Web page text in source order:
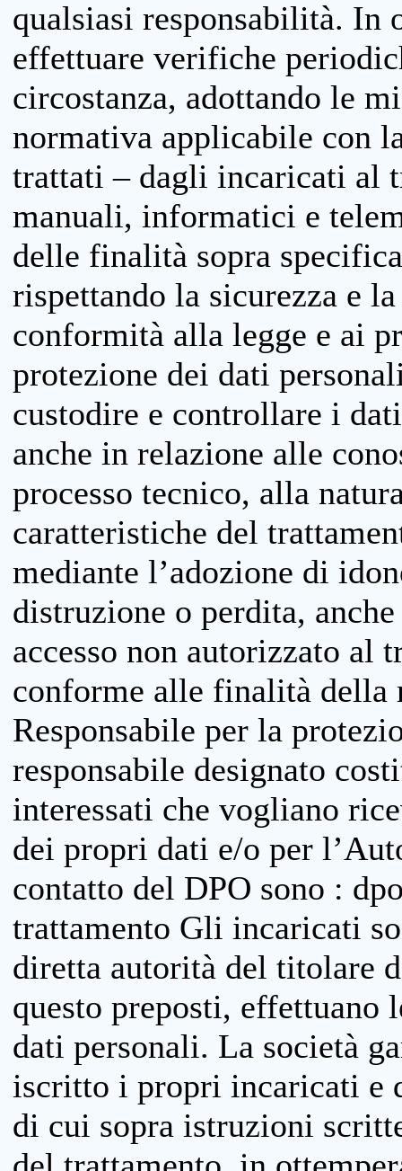
qualsiasi responsabilità. In
effettuare verifiche
circostanza, adottando le
normativa applicabile con
trattati – dagli incaricati al
manuali, informatici e
delle finalità sopra
rispettando la sicurezza e
conformità alla legge e ai
protezione dei dati
custodire e controllare i
anche in relazione alle
processo tecnico, alla
caratteristiche del
mediante l’adozione di
distruzione o perdita,
accesso non autorizzato al
conforme alle finalità della
Responsabile per la
responsabile designato
interessati che vogliano
dei propri dati e/o per
contatto del DPO sono :
trattamento Gli incaricati
diretta autorità del titolare
questo preposti, effettuano
dati personali. La società
iscritto i propri incaricati e
di cui sopra istruzioni